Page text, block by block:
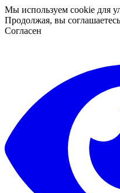
Мы используем cookie для
Продолжая, вы
Согласен